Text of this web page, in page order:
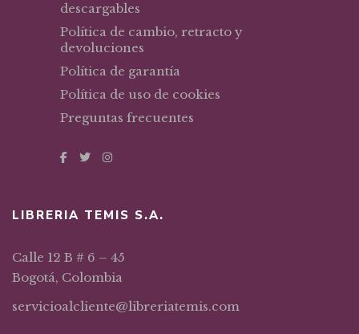
descargables
Política de cambio, retracto y
devoluciones
Política de garantía
Política de uso de cookies
Preguntas frecuentes
LIBRERIA TEMIS S.A.
Calle 12 B # 6 – 45
Bogotá, Colombia
servicioalcliente@libreriatemis.com